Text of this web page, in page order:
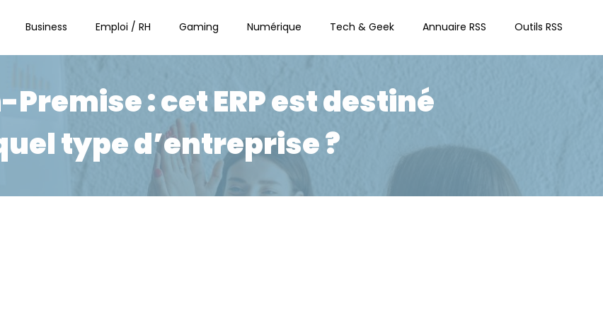
Business Emploi / RH Gaming Numérique Tech & Geek Annuaire RSS Outils RSS
Premise : cet ERP est destiné
type d’entreprise ?